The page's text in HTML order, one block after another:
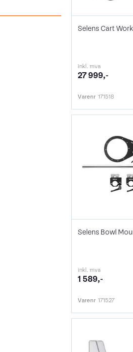
Selens Cart
inkl. mva
27 999,-
Varenr 171518
Selens Bowl
inkl. mva
1 589,-
Varenr 171527